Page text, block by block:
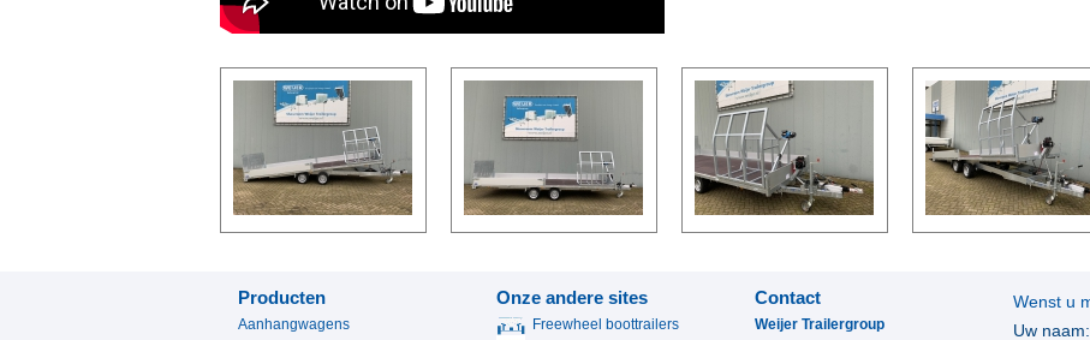
Producten
Aanhangwagens
Onze andere sites
Freewheel boottrailers
Contact
Weijer Trailergroup
Wenst u
Uw naam: